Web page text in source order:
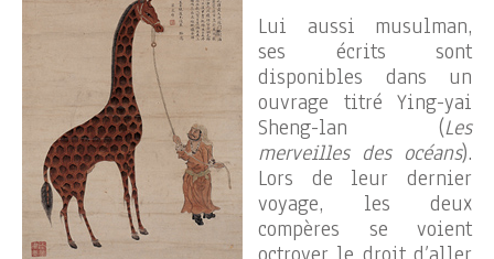
Lui aussi musulman,
ses écrits sont
disponibles dans un
ouvrage titré Ying-yai
Sheng-lan (Les
merveilles des océans).
Lors de leur dernier
voyage, les deux
compères se voient